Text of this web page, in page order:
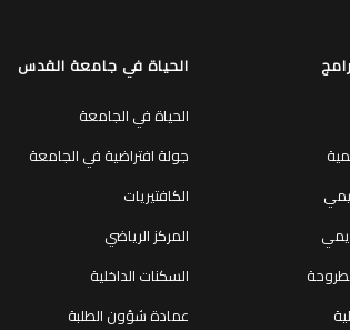
الحياة في جامعة القدس
الحياة في الجامعة
جولة افتراضية في الجامعة
الكافتيريات
المركز الرياضي
السكنات الداخلية
عمادة شؤون الطلبة